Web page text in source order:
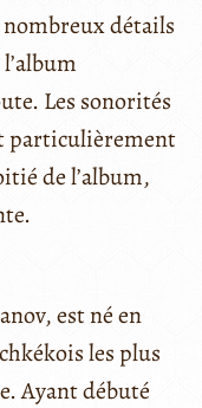
nombreux détails
Les sonorités
particulièrement
de l’album,
est né en
les plus
Ayant débuté